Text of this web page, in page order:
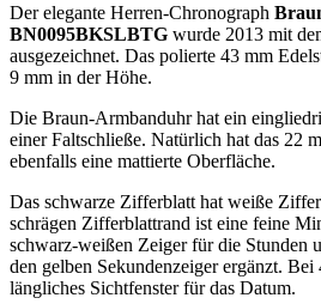
Der elegante Herren-Chronograph
BN0095BKSLBTG wurde 2013 mit
ausgezeichnet. Das polierte 43 mm
9 mm in der Höhe.
Die Braun-Armbanduhr hat ein
einer Faltschließe. Natürlich hat das 22
ebenfalls eine mattierte Oberfläche.
Das schwarze Zifferblatt hat weiße
schrägen Zifferblattrand ist eine feine
schwarz-weißen Zeiger für die Stunden
den gelben Sekundenzeiger ergänzt.
längliches Sichtfenster für das Datum.